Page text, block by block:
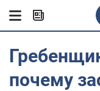
почему